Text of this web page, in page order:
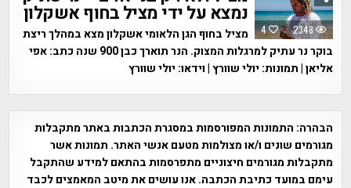
4 2348
נמצא על ידי מציל בחוף אשקלון
מציל בחוף הגן הלאומי אשקלון מצא במהלך ריצת
בוקר נר עתיק למרגלות המצוק. הנר תוארך כבן 900 שנה כתב: אפי
אליאן | תמונות: יולי שוורץ | וידאו: יולי שוורץ
הבהרה: התמונות המפורסמות במסגרת הכתבות באתר מתקבלות
מגורמים שונים ו/או מצולמות מטעם אנשי האתר. תמונות אשר
מתקבלות מגורמים חיצוניים מתפרסמות בהתאם למידע שהתקבל
עימם במועד כתיבת הכתבה. אנו עושים את מיטב המאמצים לכבד